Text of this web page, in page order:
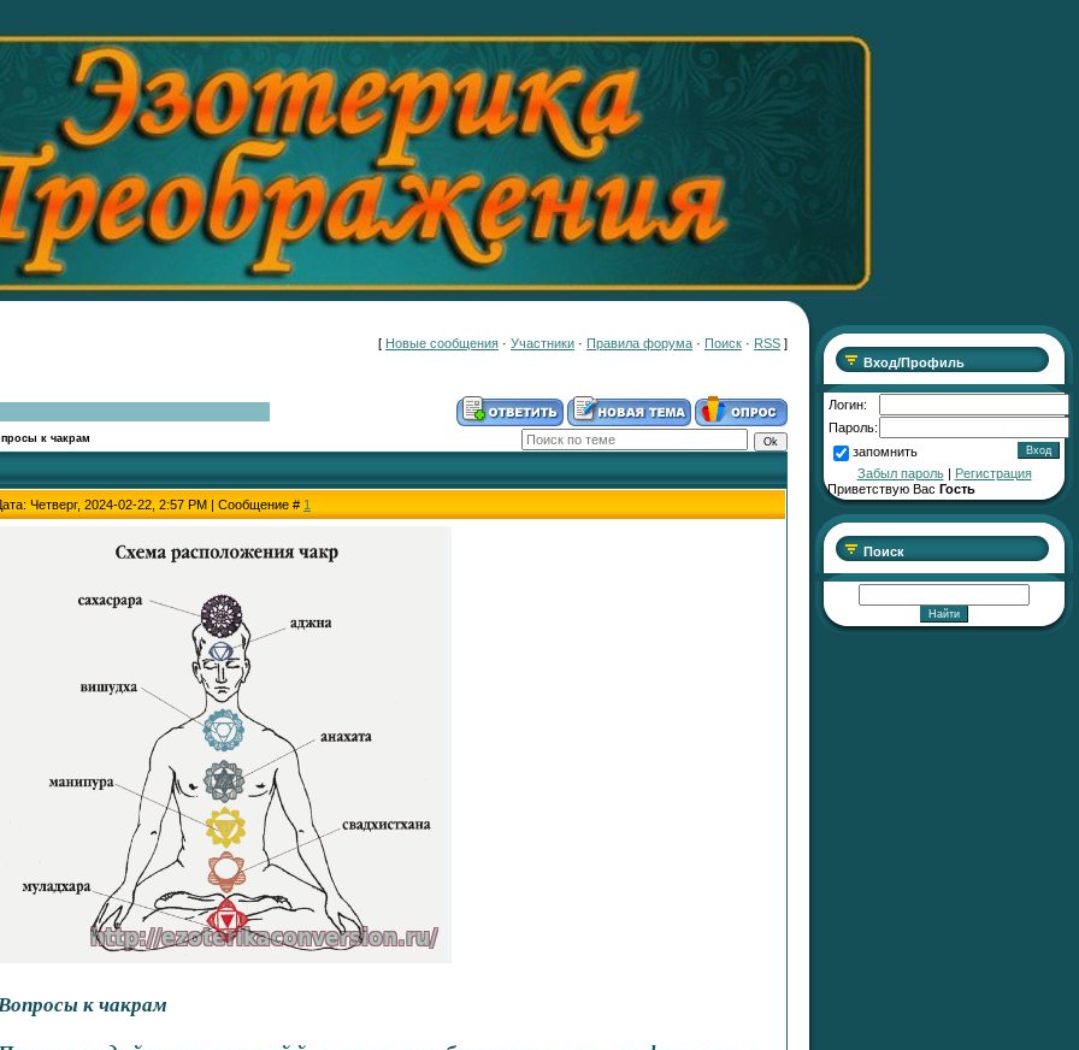
[ Новые сообщения · Участники · Правила форума · Поиск · RSS ]
к чакрам
Четверг, 2024-02-22, 2:57 PM | Сообщение # 1
к чакрам
Вход/Профиль
Логин:
Пароль:
запомнить
Забыл пароль| Регистрация
Приветствую Вас Гость
Поиск